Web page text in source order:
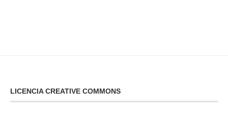
LICENCIA CREATIVE COMMONS